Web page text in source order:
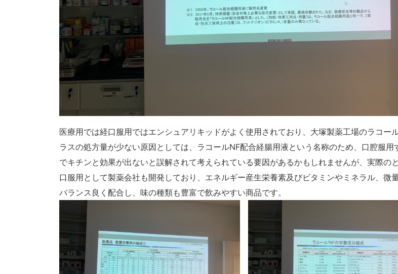
医療用では経口服用ではエンシュアリキッドがよく使用されており、大塚製薬工場のラコー
ラスの処方量が少ない原因としては、ラコールNF配合経腸用液という名称のため、口腔服用
でキチンと効果が出ないと誤解されて考えられている要因があるかもしれませんが、実際の
口服用として製薬会社も開発しており、エネルギー産生栄養素及びビタミンやミネラル、微
バランス良く配合し、味の種類も豊富で飲みやすい商品です。